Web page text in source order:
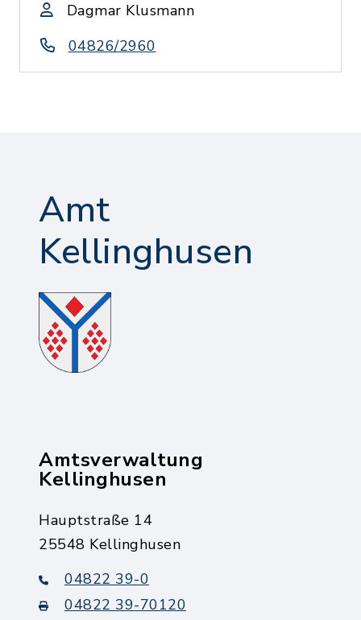
Dagmar Klusmann
04826/2960
Amt
Kellinghusen
Amtsverwaltung
Kellinghusen
Hauptstraße 14
25548 Kellinghusen
04822 39-0
04822 39-70120